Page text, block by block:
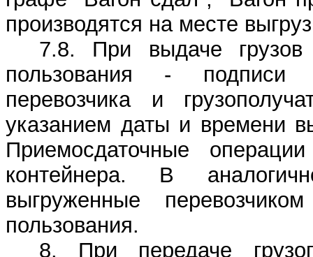
производятся на месте
7.8. При выдаче
пользования - подписи
перевозчика и
указанием даты и времени
Приемосдаточные
контейнера. В
выгруженные
пользования.
8. При передаче